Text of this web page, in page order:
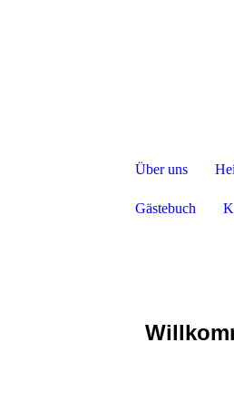
Über uns
Gästebuch